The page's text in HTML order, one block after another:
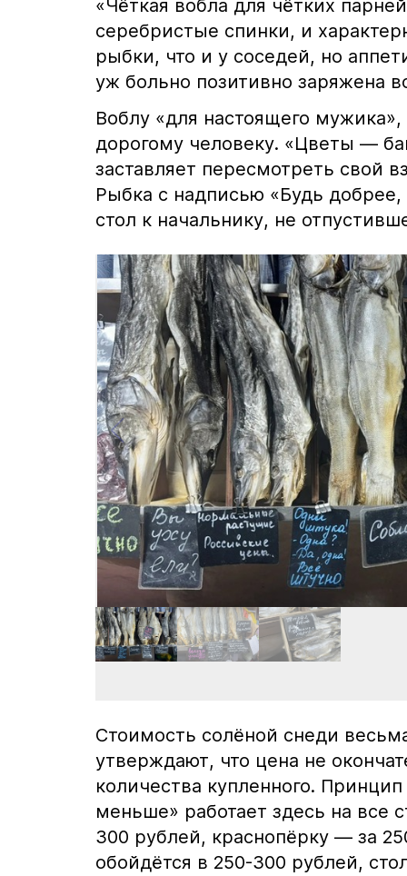
«Чёткая вобла для чётких
серебристые спинки, и
рыбки, что и у соседей, но
уж больно позитивно заряжена
Воблу «для настоящего
дорогому человеку. «Цветы —
заставляет пересмотреть свой
Рыбка с надписью «Будь
стол к начальнику, не
Стоимость солёной снеди
утверждают, что цена не
количества купленного.
меньше» работает здесь на все
300 рублей, краснопёрку — за
обойдётся в 250-300 рублей,